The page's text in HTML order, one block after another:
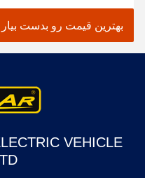
Club Car 4 Seater
بهترین قیمت رو بدست بیار
VEHICLE